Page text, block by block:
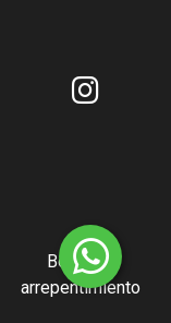
Botón de
arrepentimiento